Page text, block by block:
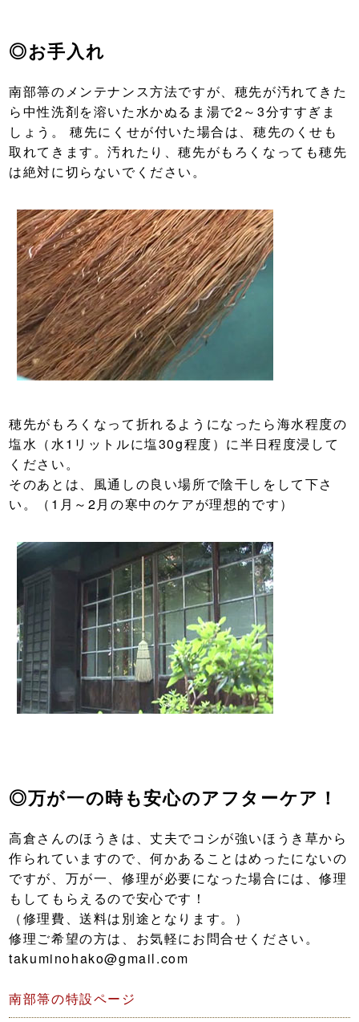
◎お手入れ
南部箒のメンテナンス方法ですが、穂先が汚れてきた
ら中性洗剤を溶いた水かぬるま湯で2～3分すすぎま
しょう。 穂先にくせが付いた場合は、穂先のくせも
取れてきます。汚れたり、穂先がもろくなっても穂先
は絶対に切らないでください。
穂先がもろくなって折れるようになったら海水程度の
塩水（水1リットルに塩30g程度）に半日程度浸して
ください。
そのあとは、風通しの良い場所で陰干しをして下さ
い。（1月～2月の寒中のケアが理想的です）
◎万が一の時も安心のアフターケア！
高倉さんのほうきは、丈夫でコシが強いほうき草から
作られていますので、何かあることはめったにないの
ですが、万が一、修理が必要になった場合には、修理
もしてもらえるので安心です！
（修理費、送料は別途となります。）
修理ご希望の方は、お気軽にお問合せください。
takuminohako@gmail.com
南部箒の特設ページ